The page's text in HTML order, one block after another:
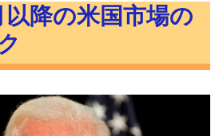
降の米国市場の